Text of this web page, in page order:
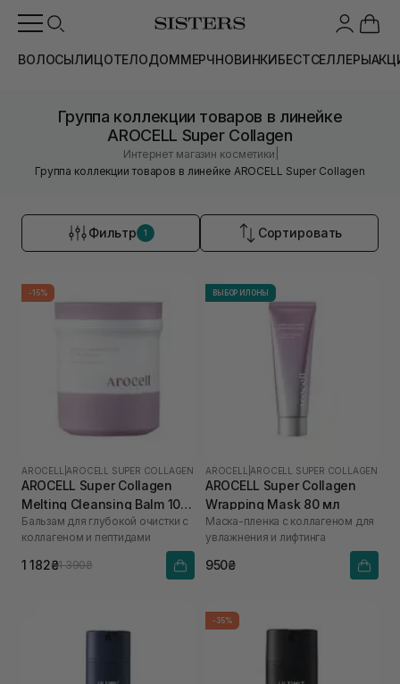
ВОЛОСЫЛИЦОТЕЛОДОММЕРЧНОВИНКИБЕСТСЕЛЛЕРЫ
Группа коллекции товаров в линейке
AROCELL Super Collagen
Интернет магазин косметики
Группа коллекции товаров в линейке AROCELL Super Collagen
Фильтр 1 Сортировать
-15%
AROCELL AROCELL SUPER COLLAGEN
AROCELL Super Collagen
Melting Cleansing Balm 100
г
Бальзам для глубокой очистки с
коллагеном и пептидами
1 182₴1 390₴
ВЫБОР ИЛОНЫ
AROCELL AROCELL SUPER COLLAGEN
AROCELL Super Collagen
Wrapping Mask 80 мл
Маска-пленка с коллагеном для
увлажнения и лифтинга
950₴
-35%